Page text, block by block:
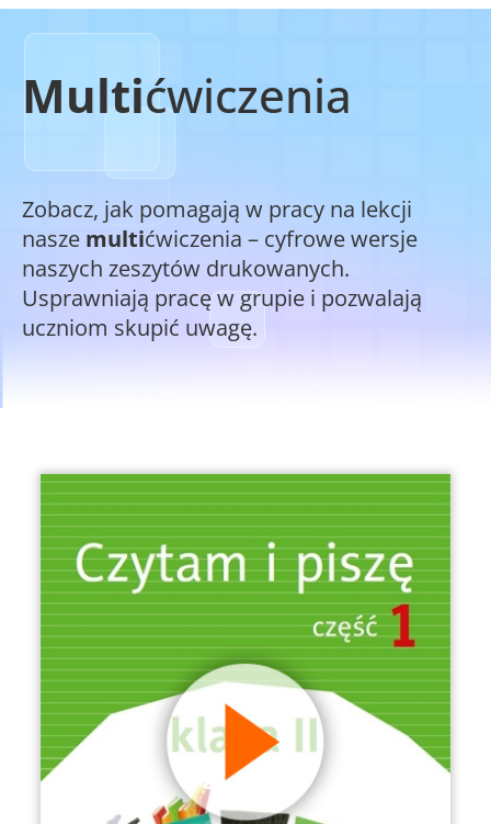
Multićwiczenia
Zobacz, jak pomagają w pracy na lekcji
nasze multićwiczenia – cyfrowe wersje
naszych zeszytów drukowanych.
Usprawniają pracę w grupie i pozwalają
uczniom skupić uwagę.